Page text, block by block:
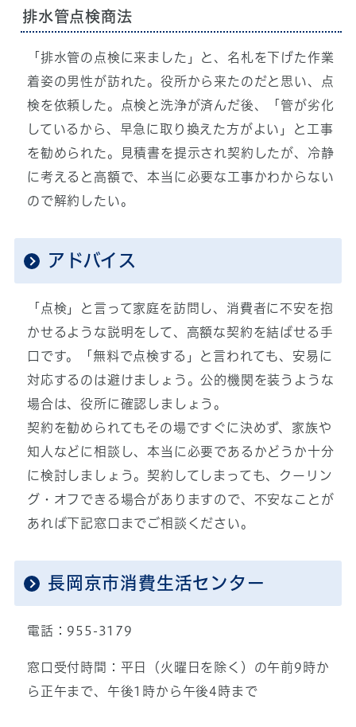
排水管点検商法
「排水管の点検に来ました」と、名札を下げた作業
着姿の男性が訪れた。役所から来たのだと思い、点
検を依頼した。点検と洗浄が済んだ後、「管が劣化
しているから、早急に取り換えた方がよい」と工事
を勧められた。見積書を提示され契約したが、冷静
に考えると高額で、本当に必要な工事かわからない
ので解約したい。
アドバイス
「点検」と言って家庭を訪問し、消費者に不安を抱
かせるような説明をして、高額な契約を結ばせる手
口です。「無料で点検する」と言われても、安易に
対応するのは避けましょう。公的機関を装うような
場合は、役所に確認しましょう。
契約を勧められてもその場ですぐに決めず、家族や
知人などに相談し、本当に必要であるかどうか十分
に検討しましょう。契約してしまっても、クーリン
グ・オフできる場合がありますので、不安なことが
あれば下記窓口までご相談ください。
長岡京市消費生活センター
電話：955-3179
窓口受付時間：平日（火曜日を除く）の午前9時か
ら正午まで、午後1時から午後4時まで